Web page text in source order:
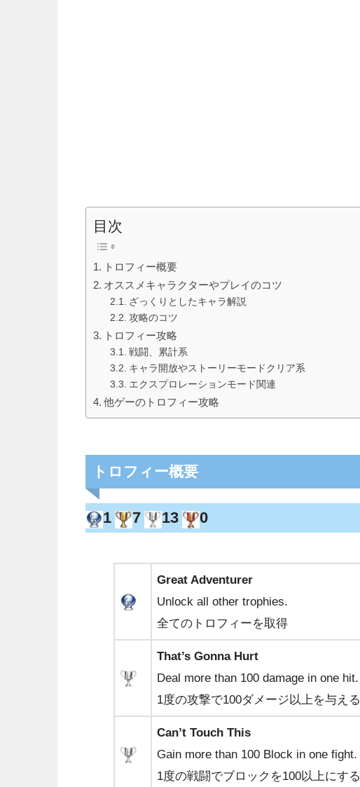
目次
トロフィー概要
オススメキャラクターやプレイのコツ
ざっくりとしたキャラ解説
攻略のコツ
トロフィー攻略
戦闘、累計系
キャラ開放やストーリーモードクリア系
エクスプロレーションモード関連
他ゲーのトロフィー攻略
トロフィー概要
1 7 13 0
Great Adventurer
Unlock all other trophies.
全てのトロフィーを取得
That’s Gonna Hurt
Deal more than 100 damage in one hit.
1度の攻撃で100ダメージ以上を与える
Can’t Touch This
Gain more than 100 Block in one fight.
1度の戦闘でブロックを100以上にする